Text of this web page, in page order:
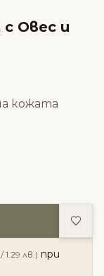
Овес и
кожата
1.29 лв.) при